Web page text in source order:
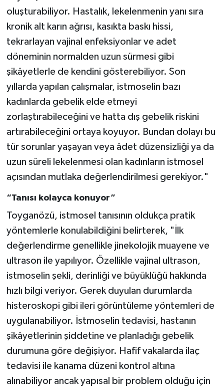
oluşturabiliyor. Hastalık, lekelenmenin yanı sıra
kronik alt karın ağrısı, kasıkta baskı hissi,
tekrarlayan vajinal enfeksiyonlar ve adet
döneminin normalden uzun sürmesi gibi
şikâyetlerle de kendini gösterebiliyor. Son
yıllarda yapılan çalışmalar, istmoselin bazı
kadınlarda gebelik elde etmeyi
zorlaştırabileceğini ve hatta dış gebelik riskini
artırabileceğini ortaya koyuyor. Bundan dolayı bu
tür sorunlar yaşayan veya âdet düzensizliği ya da
uzun süreli lekelenmesi olan kadınların istmosel
açısından mutlaka değerlendirilmesi gerekiyor."
“Tanısı kolayca konuyor”
Toyganözü, istmosel tanısının oldukça pratik
yöntemlerle konulabildiğini belirterek, "İlk
değerlendirme genellikle jinekolojik muayene ve
ultrason ile yapılıyor. Özellikle vajinal ultrason,
istmoselin şekli, derinliği ve büyüklüğü hakkında
hızlı bilgi veriyor. Gerek duyulan durumlarda
histeroskopi gibi ileri görüntüleme yöntemleri de
uygulanabiliyor. İstmoselin tedavisi, hastanın
şikâyetlerinin şiddetine ve planladığı gebelik
durumuna göre değişiyor. Hafif vakalarda ilaç
tedavisi ile kanama düzeni kontrol altına
alınabiliyor ancak yapısal bir problem olduğu için